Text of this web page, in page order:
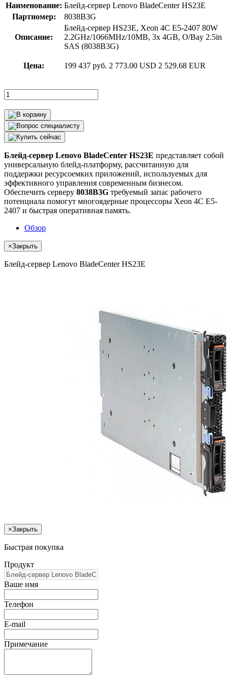
Наименование: Блейд-сервер Lenovo BladeCenter HS23E
Партномер:
8038B3G
Описание:
Блейд-сервер HS23E, Xeon 4C E5-2407 80W
2.2GHz/1066MHz/10MB, 3x 4GB, O/Bay 2.5in
SAS (8038B3G)
Цена: 199 437 руб. 2 773.00 USD 2 529.68 EUR
Блейд-сервер Lenovo BladeCenter HS23E представляет собой
универсальную блейд-платформу, рассчитанную для
поддержки ресурсоемких приложений, используемых для
эффективного управления современным бизнесом.
Обеспечить серверу 8038B3G требуемый запас рабочего
потенциала помогут многоядерные процессоры Xeon 4C E5-
2407 и быстрая оперативная память.
Обзор
×Закрыть
Блейд-сервер Lenovo BladeCenter HS23E
×Закрыть
Быстрая покупка
Продукт
Ваше имя
Телефон
E-mail
Примечание